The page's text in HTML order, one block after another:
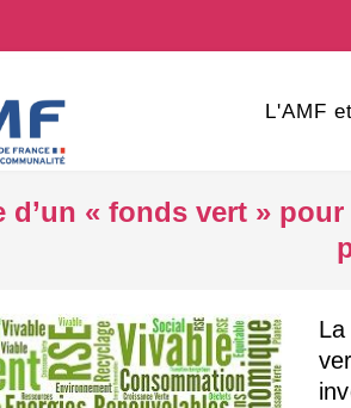
L'AMF
d’un « fonds vert »